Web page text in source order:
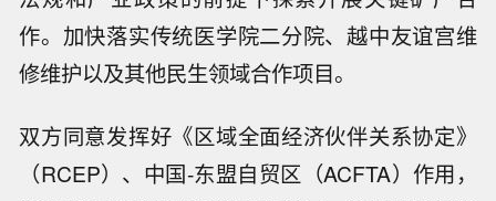
作。加快落实传统医学院二分院、越中友谊宫维
修维护以及其他民生领域合作项目。
双方同意发挥好《区域全面经济伙伴关系协定》
（RCEP）、中国-东盟自贸区（ACFTA）作用，